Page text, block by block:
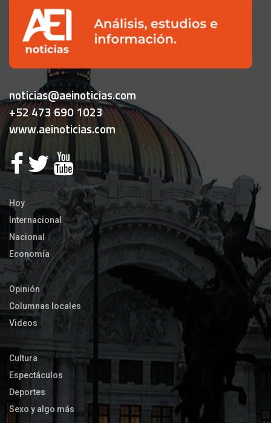
noticias@aeinoticias.com
+52 473 690 1023
www.aeinoticias.com
Hoy
Internacional
Nacional
Economía
Opinión
Columnas locales
Videos
Cultura
Espectáculos
Deportes
Sexo y algo más